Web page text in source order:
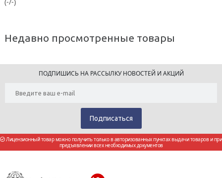
Недавно просмотренные товары
ПОДПИШИСЬ НА РАССЫЛКУ НОВОСТЕЙ И АКЦИЙ
Лицензионный товар можно получить только в авторизованных пунктах выдачи товаров и при
предъявлении всех необходимых документов